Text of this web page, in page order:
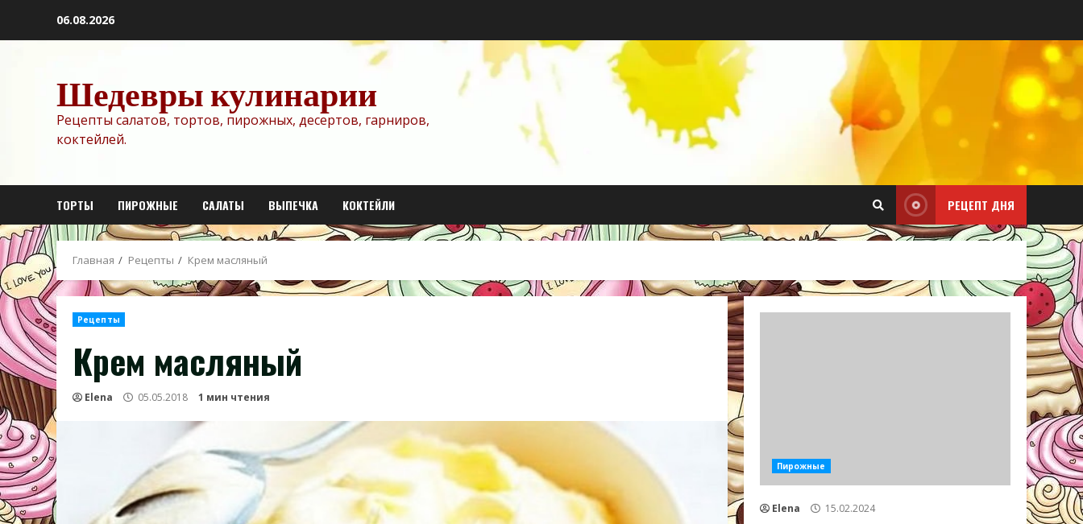
06.08.2026
Шедевры кулинарии
Рецепты салатов, тортов, пирожных, десертов, гарниров,
коктейлей.
ТОРТЫ ПИРОЖНЫЕ САЛАТЫ ВЫПЕЧКА КОКТЕЙЛИ РЕЦЕПТ ДНЯ
Главная Рецепты Крем масляный
Рецепты
Крем масляный
Elena 05.05.2018 1 мин чтения
Пирожные
Elena 15.02.2024